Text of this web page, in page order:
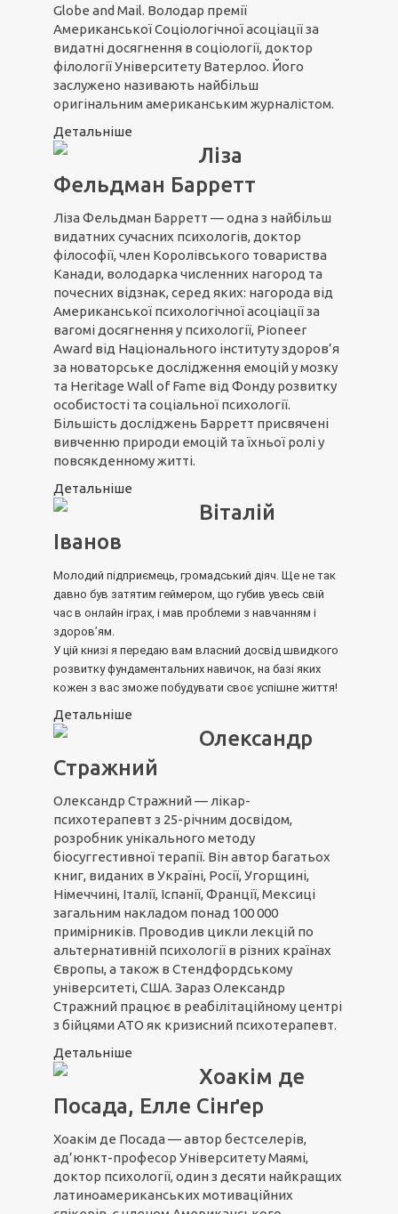
Globe and Mail. Володар премії
Американської Соціологічної асоціації за
видатні досягнення в соціології, доктор
філології Університету Ватерлоо. Його
заслужено називають найбільш
оригінальним американським журналістом.
Детальніше
Ліза
Фельдман Барретт
Ліза Фельдман Барретт — одна з найбільш
видатних сучасних психологів, доктор
філософії, член Королівського товариства
Канади, володарка численних нагород та
почесних відзнак, серед яких: нагорода від
Американської психологічної асоціації за
вагомі досягнення у психології, Pioneer
Award від Національного інституту здоров’я
за новаторське дослідження емоцій у мозку
та Heritage Wall of Fame від Фонду розвитку
особистості та соціальної психології.
Більшість досліджень Барретт присвячені
вивченню природи емоцій та їхньої ролі у
повсякденному житті.
Детальніше
Віталій
Іванов
Молодий підприємець, громадський діяч. Ще не так
давно був затятим геймером, що губив увесь свій
час в онлайн іграх, і мав проблеми з навчанням і
здоров’ям.
У цій книзі я передаю вам власний досвід швидкого
розвитку фундаментальних навичок, на базі яких
кожен з вас зможе побудувати своє успішне життя!
Детальніше
Олександр
Стражний
Олександр Стражний — лікар-
психотерапевт з 25-річним досвідом,
розробник унікального методу
біосуггестивної терапії. Він автор багатьох
книг, виданих в Україні, Росії, Угорщині,
Німеччині, Італії, Іспанії, Франції, Мексиці
загальним накладом понад 100 000
примірників. Проводив цикли лекцій по
альтернативній психології в різних країнах
Європы, а також в Стендфордському
університеті, США. Зараз Олександр
Стражний працює в реабілітаційному центрі
з бійцями АТО як кризисний психотерапевт.
Детальніше
Хоакім де
Посада, Елле Сінґер
Хоакім де Посада — автор бестселерів,
ад’юнкт-професор Університету Маямі,
доктор психології, один з десяти найкращих
латиноамериканських мотиваційних